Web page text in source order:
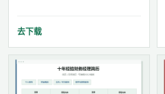
去下载